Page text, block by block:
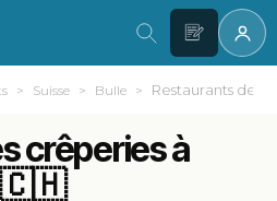
Suisse Bulle Restaurants de
crêperies à
🇨🇭